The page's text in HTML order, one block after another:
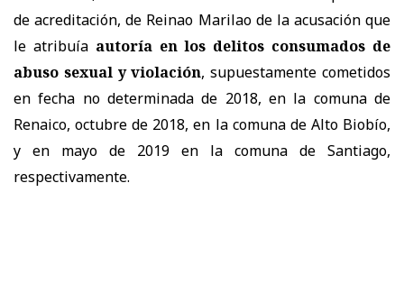
de acreditación, de Reinao Marilao de la acusación que
le atribuíaautoría en los delitos consumados de
abuso sexual y violación, supuestamente cometidos
en fecha no determinada de 2018, en la comuna de
Renaico, octubre de 2018, en la comuna de Alto Biobío,
y en mayo de 2019 en la comuna de Santiago,
respectivamente.